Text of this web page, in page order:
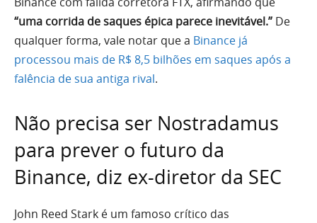
“uma corrida de saques épica parece inevitável.” De
qualquer forma, vale notar que a Binance já
processou mais de R$ 8,5 bilhões em saques após a
falência de sua antiga rival.
Não precisa ser Nostradamus
para prever o futuro da
Binance, diz ex-diretor da SEC
John Reed Stark é um famoso crítico das